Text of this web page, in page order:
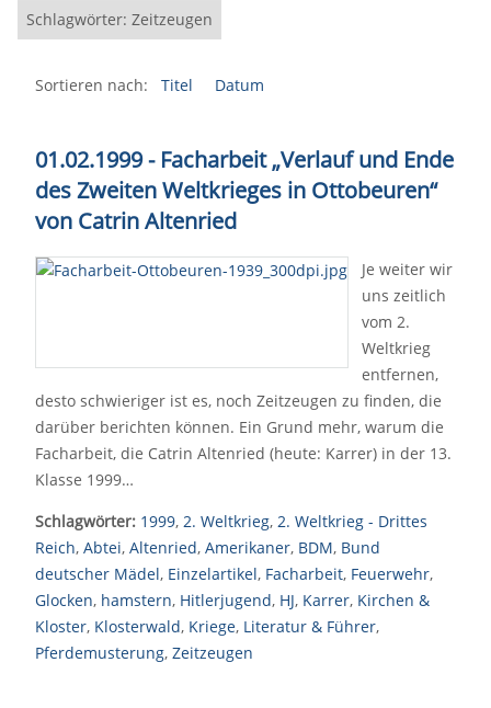
Schlagwörter: Zeitzeugen
Sortieren nach: Titel Datum
01.02.1999 - Facharbeit „Verlauf und Ende
des Zweiten Weltkrieges in Ottobeuren“
von Catrin Altenried
Je weiter wir
uns zeitlich
vom 2.
Weltkrieg
entfernen,
desto schwieriger ist es, noch Zeitzeugen zu finden, die
darüber berichten können. Ein Grund mehr, warum die
Facharbeit, die Catrin Altenried (heute: Karrer) in der 13.
Klasse 1999…
Schlagwörter: 1999, 2. Weltkrieg, 2. Weltkrieg - Drittes
Reich, Abtei, Altenried, Amerikaner, BDM, Bund
deutscher Mädel, Einzelartikel, Facharbeit, Feuerwehr,
Glocken, hamstern, Hitlerjugend, HJ, Karrer, Kirchen &
Kloster, Klosterwald, Kriege, Literatur & Führer,
Pferdemusterung, Zeitzeugen